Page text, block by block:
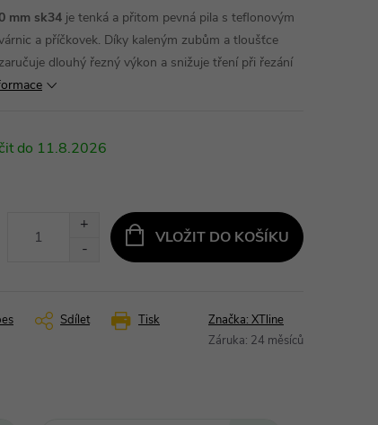
mm sk34 je tenká a přitom pevná pila s teflonovým
a příčkovek. Díky kaleným zubům a tloušťce
dlouhý řezný výkon a snižuje tření při řezání
11.8.2026
VLOŽIT DO KOŠÍKU
Tisk
Sdílet Značka: XTline
Záruka: 24 měsíců